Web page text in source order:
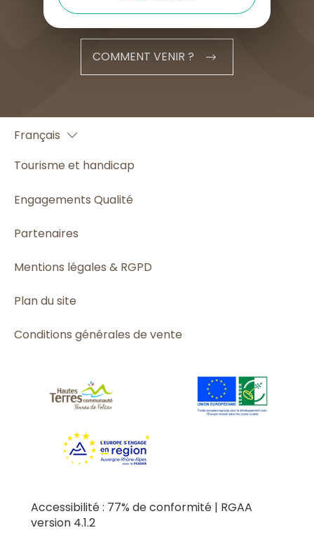
COMMENT VENIR ?
Français
Español
Tourisme et handicap
Engagements Qualité
Partenaires
Mentions légales & RGPD
Plan du site
Conditions générales de vente
Accessibilité : 77% de conformité | RGAA
version 4.1.2